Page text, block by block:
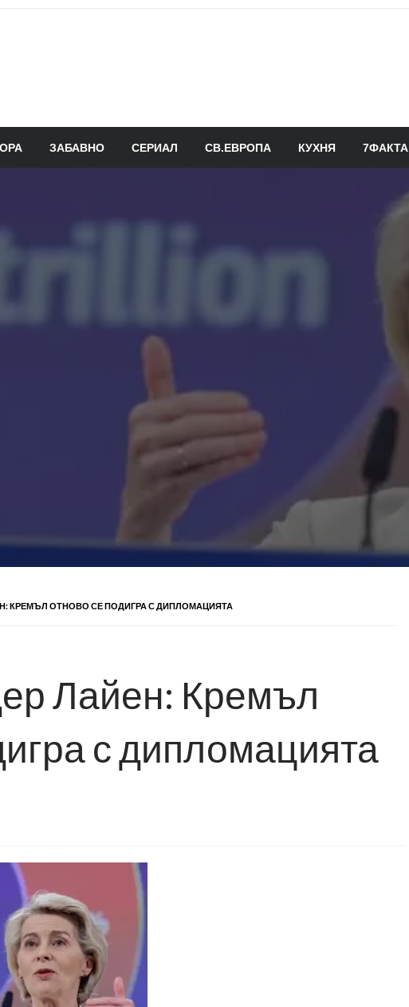
ЗАБАВНО СЕРИАЛ СВ.ЕВРОПА КУХНЯ 7ФАКТА
КРЕМЪЛ ОТНОВО СЕ ПОДИГРА С ДИПЛОМАЦИЯТА
Лайен: Кремъл
с дипломацията